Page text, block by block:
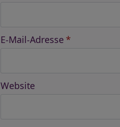
E-Mail-Adresse *
Website